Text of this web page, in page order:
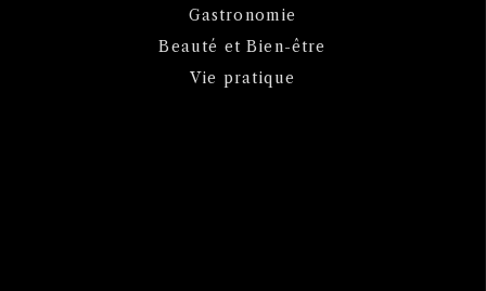
Gastronomie
Beauté et Bien-être
Vie pratique